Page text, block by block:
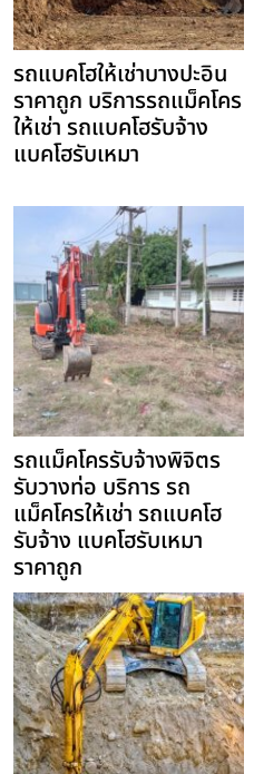
รถแบคโฮให้เช่าบางปะอิน
ราคาถูก บริการรถแม็คโคร
ให้เช่า รถแบคโฮรับจ้าง
แบคโฮรับเหมา
รถแม็คโครรับจ้างพิจิตร
รับวางท่อ บริการ รถ
แม็คโครให้เช่า รถแบคโฮ
รับจ้าง แบคโฮรับเหมา
ราคาถูก